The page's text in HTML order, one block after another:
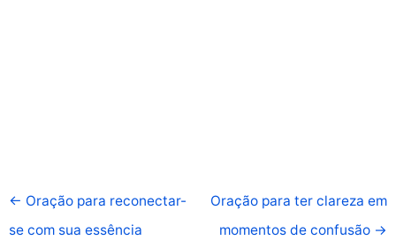
← Oração para reconectar-
se com sua essência
Oração para ter clareza em
momentos de confusão →